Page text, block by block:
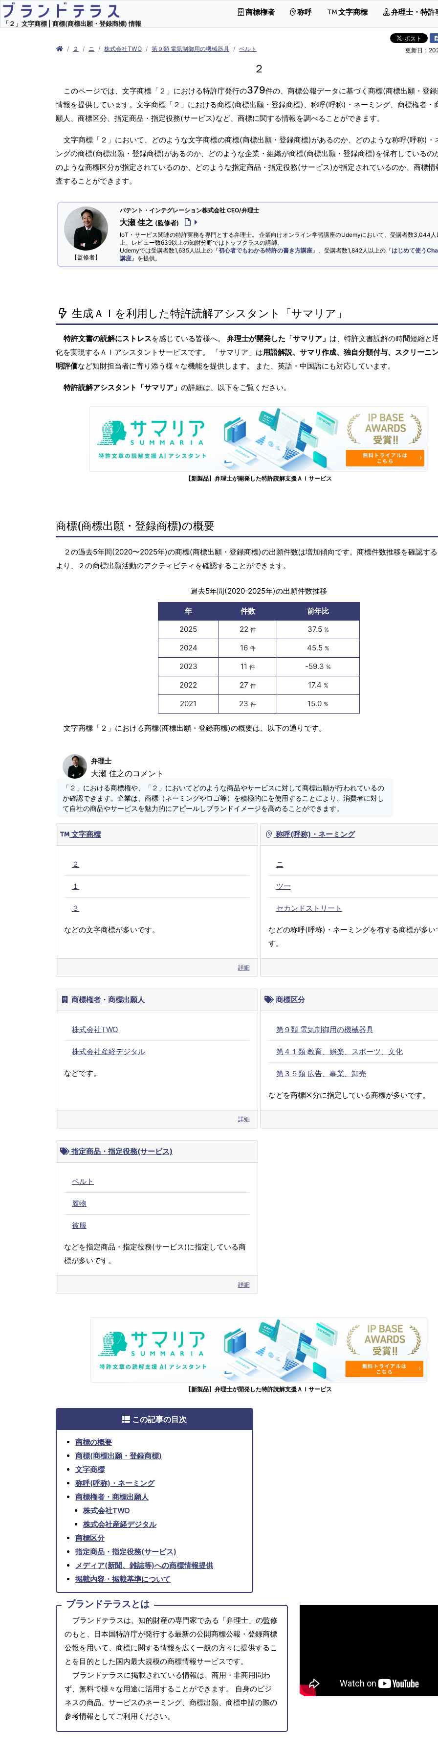
「２」文字商標 | 商標(商標出願・登録商標) 情報
商標権者 称呼 文字商標 弁理士・特許
２ ニ 株式会社TWO 第９類 電気制御用の機械器具 ベルト 更新日：
２
このページでは、文字商標「２」における特許庁発行の379件の、商標公報データに基づく商標(商標出願・登
情報を提供しています。文字商標「２」における商標(商標出願・登録商標)、称呼(呼称)・ネーミング、商標権者・
願人、商標区分、指定商品・指定役務(サービス)など、商標に関する情報を調べることができます。
文字商標「２」において、どのような文字商標の商標(商標出願・登録商標)があるのか、どのような称呼(呼称)・
ングの商標(商標出願・登録商標)があるのか、どのような企業・組織が商標(商標出願・登録商標)を保有しているの
のような商標区分が指定されているのか、どのような指定商品・指定役務(サービス)が指定されているのか、商標情
査することができます。
【監修者】
パテント・インテグレーション株式会社 CEO/弁理士
大瀬 佳之 (監修者)
IoT・サービス関連の特許実務を専門とする弁理士。 企業向けオンライン学習講座のUdemyにおいて、受講者数3,044人
上、レビュー数639以上の知財分野ではトップクラスの講師。
Udemyでは受講者数1,635人以上の『初心者でもわかる特許の書き方講座 』、受講者数1,842人以上の『はじめて使う
講座 』を提供。
生成ＡＩを利用した特許読解アシスタント「サマリア」
特許文書の読解にストレスを感じている皆様へ。 弁理士が開発した「サマリア」 は、特許文書読解の時間短縮と
化を実現するＡＩアシスタントサービスです。 「サマリア」は用語解説、サマリ作成、独自分類付与、スクリーニ
明評価など知財担当者に寄り添う様々な機能を提供します。 また、英語・中国語にも対応しています。
特許読解アシスタント「サマリア」 の詳細は、以下をご覧ください。
【新製品】弁理士が開発した特許読解支援ＡＩサービス
商標(商標出願・登録商標)の概要
２の過去5年間(2020〜2025年)の商標(商標出願・登録商標)の出願件数は増加傾向です。商標件数推移を確認す
より、２の商標出願活動のアクティビティを確認することができます。
過去5年間(2020-2025年)の出願件数推移
年 件数
前年比
2025
22 件 37.5 %
2024 16 件 45.5 %
2023 11 件 -59.3 %
2022 27 件 17.4 %
2021 23件 15.0 %
文字商標「２」における商標(商標出願・登録商標)の概要は、以下の通りです。
弁理士
大瀬 佳之のコメント
「２」における商標権や、「２」においてどのような商品やサービスに対して商標出願が行われているの
か確認できます。企業は、商標（ネーミングやロゴ等）を積極的にを使用することにより、消費者に対し
て自社の商品やサービスを魅力的にアピールしブランドイメージを高めることができます。
文字商標
２
１
３
などの文字商標が多いです。
詳細
称呼(呼称)・ネーミング
ニ
ツー
セカンドストリート
などの称呼(呼称)・ネーミングを有する商標が多い
す。
商標権者・商標出願人
株式会社TWO
株式会社産経デジタル
などです。
詳細
商標区分
第９類 電気制御用の機械器具
第４１類 教育、娯楽、スポーツ、文化
第３５類 広告、事業、卸売
などを商標区分に指定している商標が多いです。
指定商品・指定役務(サービス)
ベルト
履物
被服
などを指定商品・指定役務(サービス)に指定している商
標が多いです。
詳細
【新製品】弁理士が開発した特許読解支援ＡＩサービス
この記事の目次
商標の概要
商標(商標出願・登録商標)
文字商標
称呼(呼称)・ネーミング
商標権者・商標出願人
株式会社TWO
株式会社産経デジタル
商標区分
指定商品・指定役務(サービス)
メディア(新聞、雑誌等)への商標情報提供
掲載内容・掲載基準について
ブランドテラスとは
ブランドテラスは、知的財産の専門家である「弁理士」の監修
のもと、日本国特許庁が発行する最新の公開商標公報・登録商標
公報を用いて、商標に関する情報を広く一般の方々に提供するこ
とを目的とした国内最大規模の商標情報サービスです。
ブランドテラスに掲載されている情報は、商用・非商用問わ
ず、無料で様々な用途に活用することができます。 自身のビジ
ネスの商品、サービスのネーミング、商標出願、商標申請の際の
参考情報としてご利用ください。